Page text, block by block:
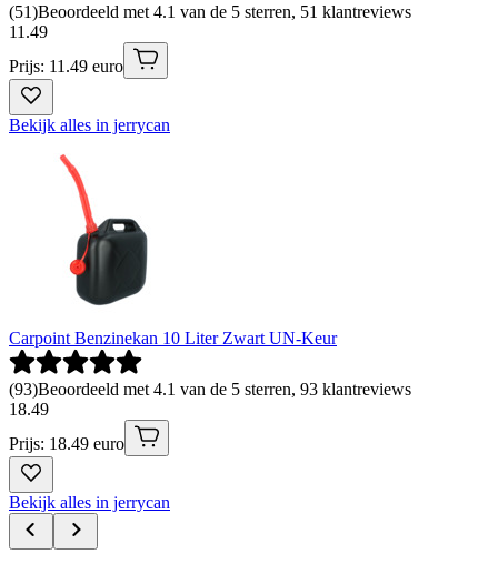
(51)Beoordeeld met 4.1 van de 5 sterren, 51 klantreviews
11 .49
Prijs: 11.49 euro
Bekijk alles in jerrycan
Carpoint Benzinekan 10 Liter Zwart UN-Keur
(93)Beoordeeld met 4.1 van de 5 sterren, 93 klantreviews
18.49
Prijs: 18.49 euro
Bekijk alles in jerrycan